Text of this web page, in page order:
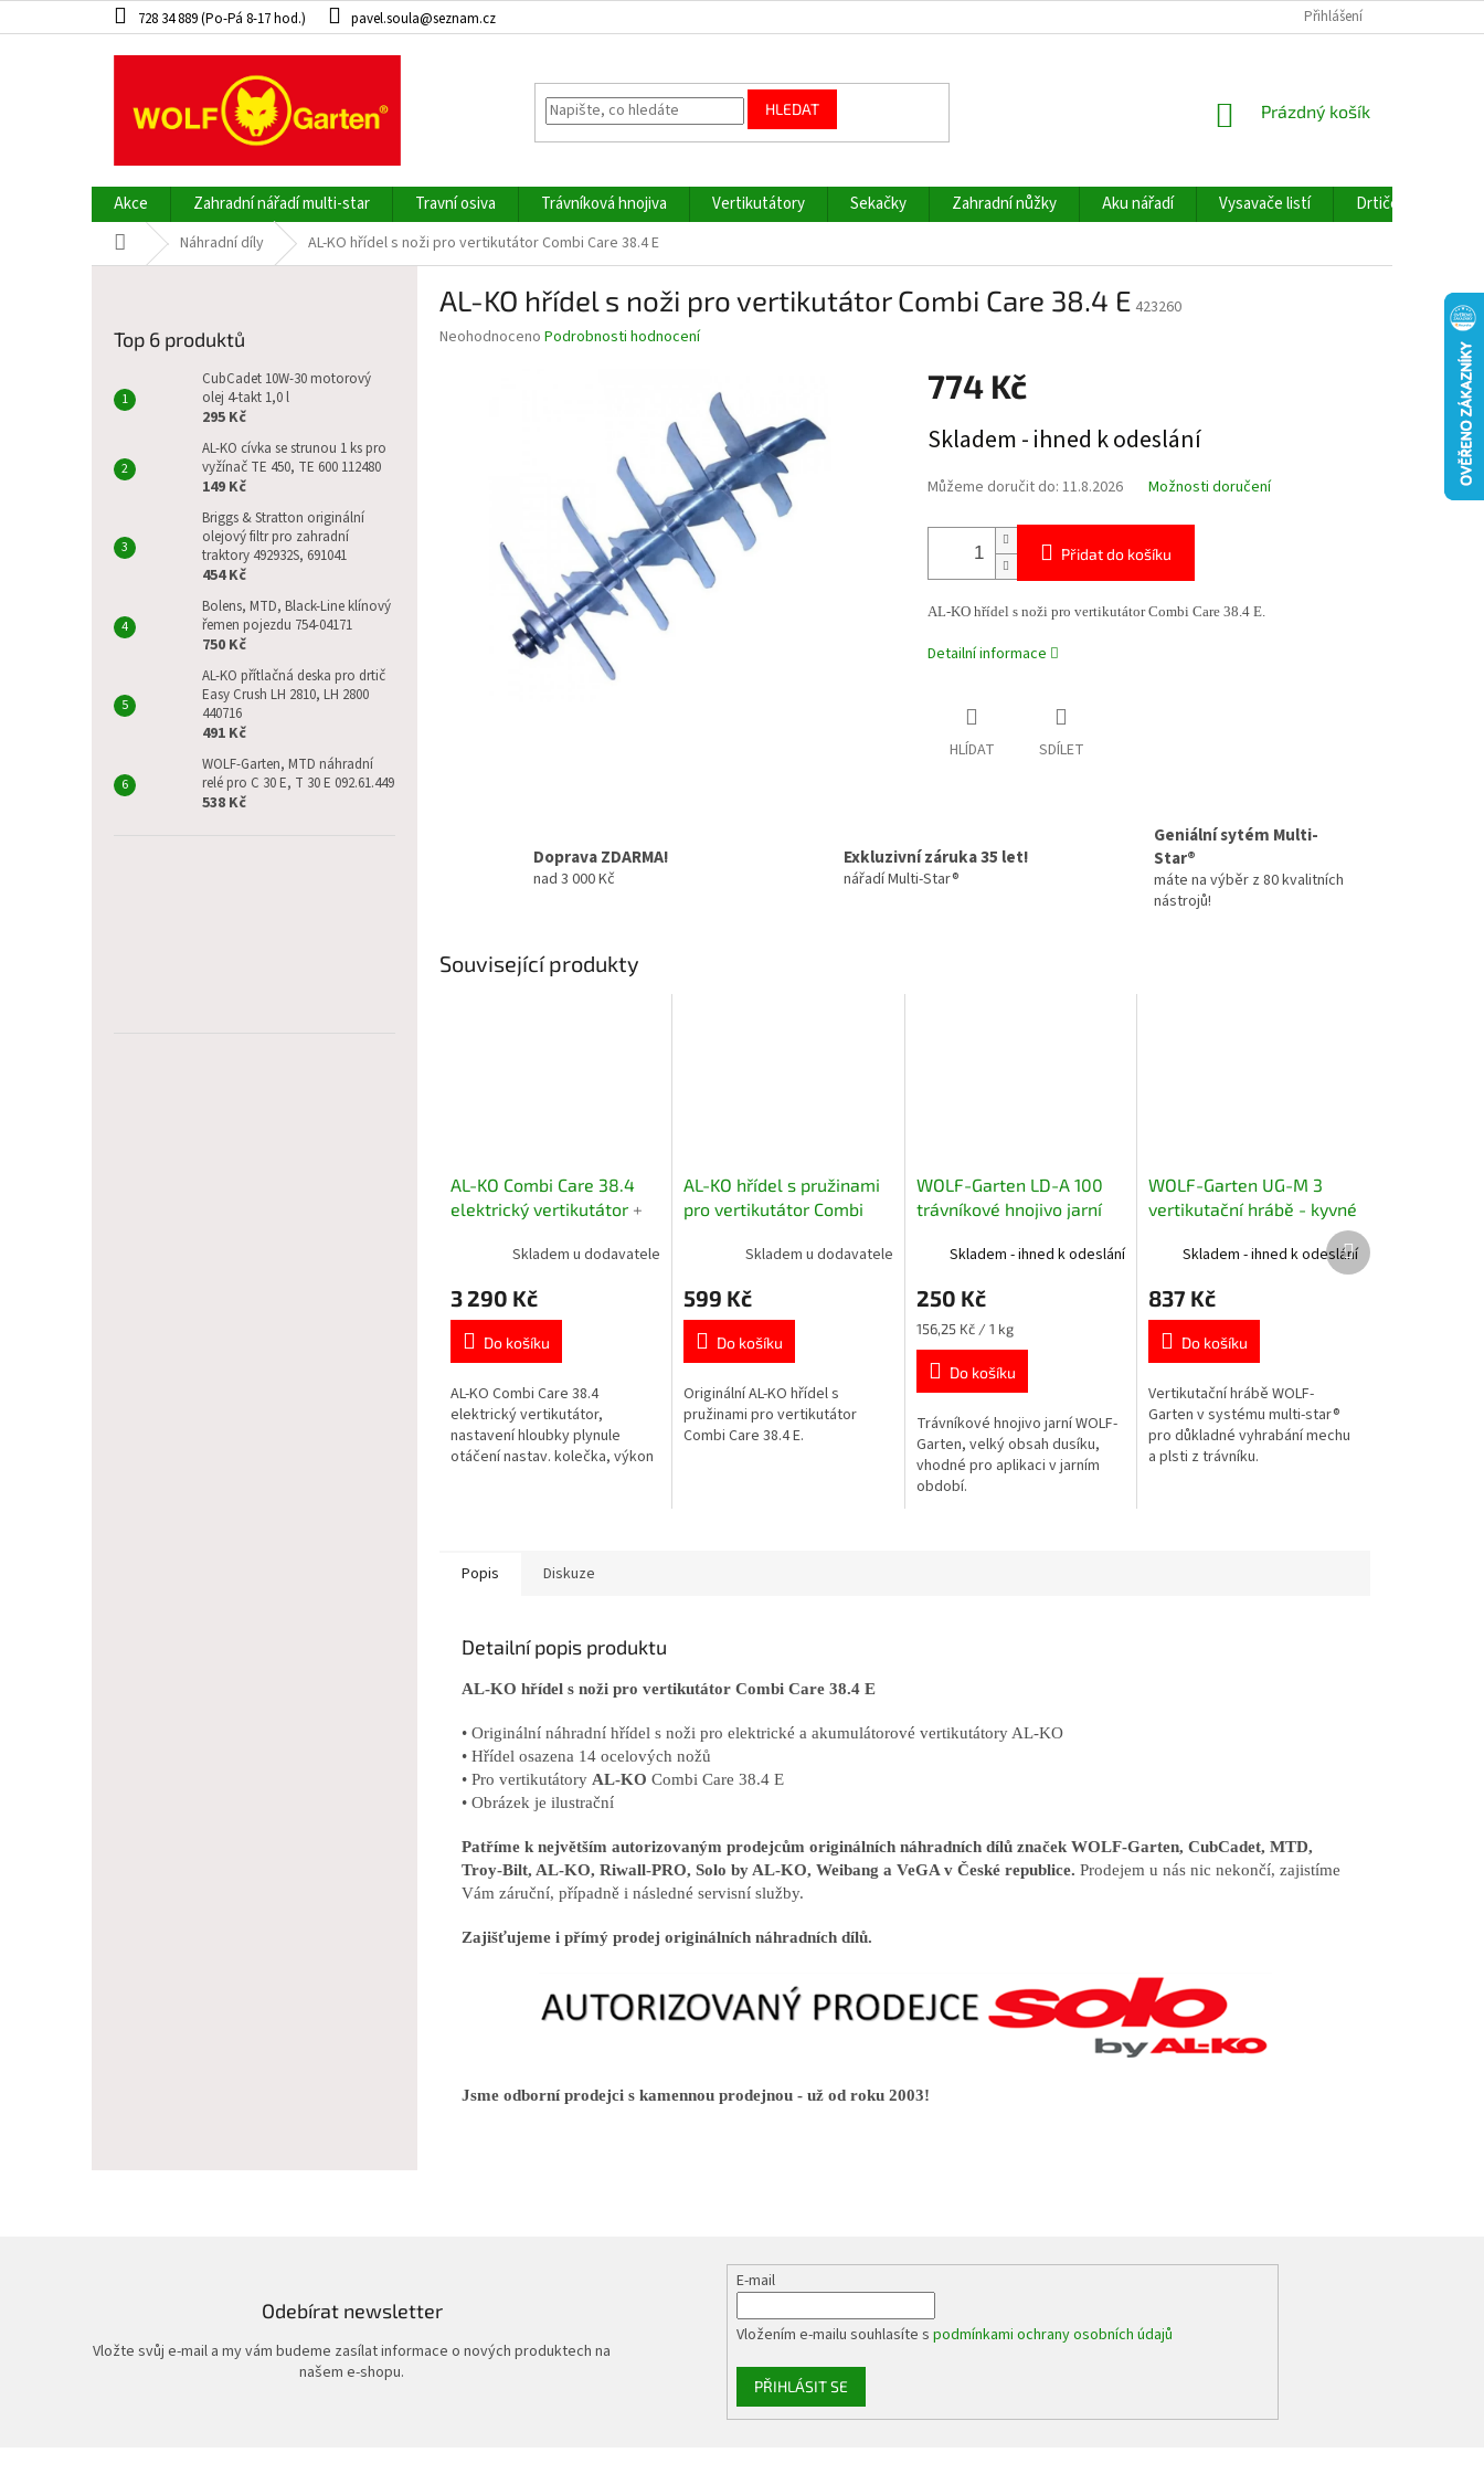
na
728 34 889 (Po-Pá 8-17 hod.) pavel.soula@seznam.cz Přihlášení
HLEDAT
NÁKUPNÍ
Prázdný košík
Akce Zahradní nářadí multi-star Travní osiva Trávníková hnojiva Vertikutátory Sekačky Zahradní nůžky Aku nářadí Vysavače listí Drtiče větví
Domů Náhradní díly AL-KO hřídel s noži pro vertikutátor Combi Care 38.4 E
Top 6 produktů
CubCadet 10W-30 motorový
olej 4-takt 1,0 l
295 Kč
AL-KO cívka se strunou 1 ks pro
vyžínač TE 450, TE 600 112480
149 Kč
Briggs & Stratton originální
olejový filtr pro zahradní
traktory 492932S, 691041
454 Kč
Bolens, MTD, Black-Line klínový
řemen pojezdu 754-04171
750 Kč
AL-KO přítlačná deska pro drtič
Easy Crush LH 2810, LH 2800
440716
491 Kč
WOLF-Garten, MTD náhradní
relé pro C 30 E, T 30 E 092.61.449
538 Kč
AL-KO hřídel s noži pro vertikutátor Combi Care 38.4 E 423260
Průměrné
Neohodnoceno Podrobnosti hodnocení
774 Kč
cena:
Skladem - ihned k odeslání
Můžeme doručit do: 11.8.2026 Možnosti doručení
Přidat do košíku
AL-KO hřídel s noži pro vertikutátor Combi Care 38.4 E.
Detailní informace
HLÍDAT SDÍLET
Doprava ZDARMA!
nad 3 000 Kč
Exkluzivní záruka 35 let!
nářadí Multi-Star®
Geniální sytém Multi-
Star®
máte na výběr z 80 kvalitních
nástrojů!
Související produkty
AL-KO Combi Care 38.4
elektrický vertikutátor +
ZDARMA!Skladem u dodavatele
3 290 Kč
Do košíku
AL-KO Combi Care 38.4
elektrický vertikutátor,
nastavení hloubky plynule
otáčení nastav. kolečka, výkon
AL-KO hřídel s pružinami
pro vertikutátor Combi
Skladem u dodavatele
599 Kč
Do košíku
Originální AL-KO hřídel s
pružinami pro vertikutátor
Combi Care 38.4 E.
WOLF-Garten LD-A 100
trávníkové hnojivo jarní
Skladem - ihned k odeslání
250 Kč
Měrná
cena:
156,25 Kč / 1 kg
Do košíku
Trávníkové hnojivo jarní WOLF-
Garten, velký obsah dusíku,
vhodné pro aplikaci v jarním
období.
WOLF-Garten UG-M 3
vertikutační hrábě - kyvné
Skladem - ihned k odeslání
837 Kč
Do košíku
Vertikutační hrábě WOLF-
Garten v systému multi-star®
pro důkladné vyhrabání mechu
a plsti z trávníku.
Další
produkt
Popis Diskuze
Detailní popis produktu
AL-KO hřídel s noži pro vertikutátor Combi Care 38.4 E
• Originální náhradní hřídel s noži pro elektrické a akumulátorové vertikutátory AL-KO
• Hřídel osazena 14 ocelových nožů
• Pro vertikutátory AL-KO Combi Care 38.4 E
• Obrázek je ilustrační
Patříme k největším autorizovaným prodejcům originálních náhradních dílů značek WOLF-Garten, CubCadet, MTD,
Troy-Bilt, AL-KO, Riwall-PRO, Solo by AL-KO, Weibang a VeGA v České republice. Prodejem u nás nic nekončí, zajistíme
Vám záruční, případně i následné servisní služby.
Zajišťujeme i přímý prodej originálních náhradních dílů.
Jsme odborní prodejci s kamennou prodejnou - už od roku 2003!
Odebírat newsletter
Vložte svůj e-mail a my vám budeme zasílat informace o nových produktech na
našem e-shopu.
E-mail
Vložením e-mailu souhlasíte spodmínkami ochrany osobních údajů
PŘIHLÁSIT SE